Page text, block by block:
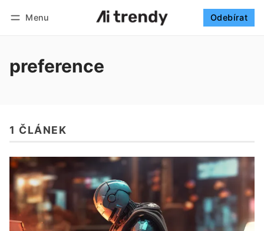
Menu Odebírat
preference
1 ČLÁNEK